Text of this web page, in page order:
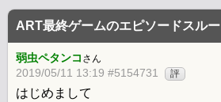
ART最終ゲームのエピソードスルー
弱虫ペタンコ さん
2019/05/11 13:19 #5154731 評
はじめまして